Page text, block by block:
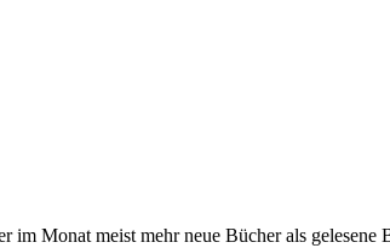
im Monat meist mehr neue Bücher als